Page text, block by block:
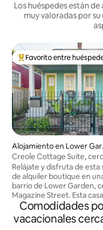
Los huéspedes están
muy valoradas por
Favorito entre huéspedes
Favorito entre
Alojamiento en Lower
en District
Creole Cottage Suite,
Magazine Street
Relájate y disfruta de esta
de alquiler boutique en
barrio de Lower Garden,
Magazine Street. Esta
criolla clásica totalmente
cuenta con techos
pies, suelos de pino, una
Comodidades
vacacionales